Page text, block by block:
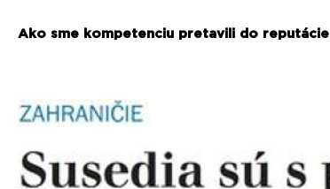
Ako sme kompetenciu pretavili do reputácie